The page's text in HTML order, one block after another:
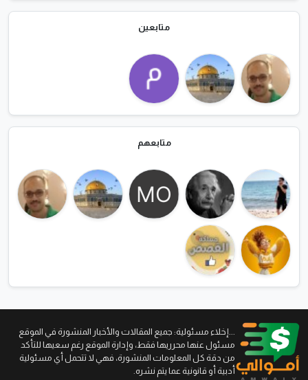
متابعين
متابعهم
...إخلاء مسئولية: جميع المقالات والأخبار المنشورة في الموقع
مسئول عنها محرريها فقط، وإدارة الموقع رغم سعيها للتأكد
من دقة كل المعلومات المنشورة، فهي لا تتحمل أي مسئولية
أدبية أو قانونية عما يتم نشره.